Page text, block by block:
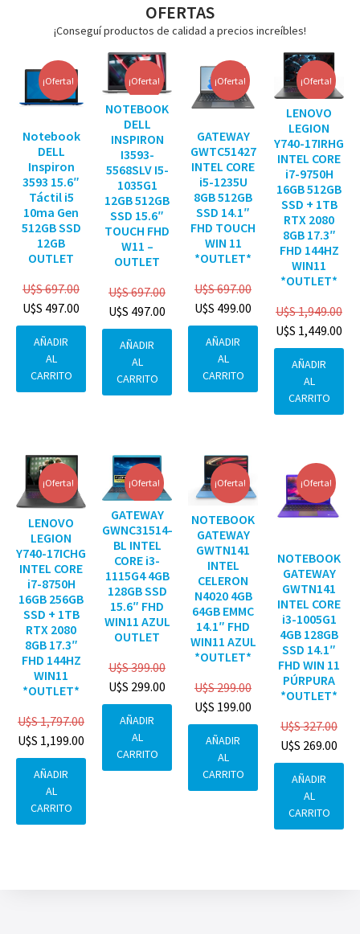
OFERTAS
¡Conseguí productos de calidad a precios increíbles!
¡Oferta!
Notebook
DELL
Inspiron
3593 15.6″
Táctil i5
10ma Gen
512GB SSD
12GB
OUTLET
U$S697.00
U$S 497.00
AÑADIR
AL
CARRITO
¡Oferta!
NOTEBOOK
DELL
INSPIRON
I3593-
5568SLV I5-
1035G1
12GB 512GB
SSD 15.6″
TOUCH FHD
W11 –
OUTLET
U$S697.00
U$S 497.00
AÑADIR
AL
CARRITO
¡Oferta!
GATEWAY
GWTC51427
INTEL CORE
i5-1235U
8GB 512GB
SSD 14.1″
FHD TOUCH
WIN 11
*OUTLET*
U$S697.00
U$S 499.00
AÑADIR
AL
CARRITO
¡Oferta!
LENOVO
LEGION
Y740-17IRHG
INTEL CORE
i7-9750H
16GB 512GB
SSD + 1TB
RTX 2080
8GB 17.3″
FHD 144HZ
WIN11
*OUTLET*
U$S1,949.00
U$S 1,449.00
AÑADIR
AL
CARRITO
¡Oferta!
LENOVO
LEGION
Y740-17ICHG
INTEL CORE
i7-8750H
16GB 256GB
SSD + 1TB
RTX 2080
8GB 17.3″
FHD 144HZ
WIN11
*OUTLET*
U$S1,797.00
U$S 1,199.00
AÑADIR
AL
CARRITO
¡Oferta!
GATEWAY
GWNC31514-
BL INTEL
CORE i3-
1115G4 4GB
128GB SSD
15.6″ FHD
WIN11 AZUL
OUTLET
U$S399.00
U$S 299.00
AÑADIR
AL
CARRITO
¡Oferta!
NOTEBOOK
GATEWAY
GWTN141
INTEL
CELERON
N4020 4GB
64GB EMMC
14.1″ FHD
WIN11 AZUL
*OUTLET*
U$S299.00
U$S 199.00
AÑADIR
AL
CARRITO
¡Oferta!
NOTEBOOK
GATEWAY
GWTN141
INTEL CORE
i3-1005G1
4GB 128GB
SSD 14.1″
FHD WIN 11
PÚRPURA
*OUTLET*
U$S327.00
U$S 269.00
AÑADIR
AL
CARRITO